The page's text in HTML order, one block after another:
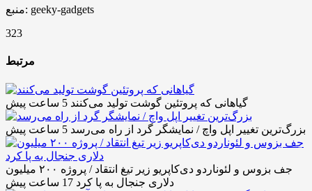
منبع: geeky-gadgets
323
مرتبط
گیاهانی که پروتئین گوشت تولید می‌کنند 5 ساعت پیش
بزرگ‌ترین تغییر اپل واچ / نمایشگر گرد از راه می‌رسد 5 ساعت پیش
جف بزوس و لئوناردو دی‌کاپریو زیر تیغ انتقاد / پروژه ۲۰۰ میلیون
دلاری جنجال به پا کرد 17 ساعت پیش